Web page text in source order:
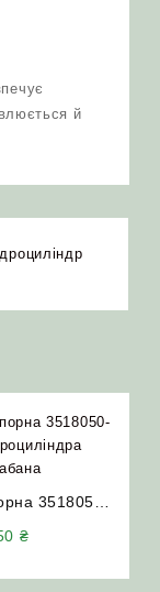
й
3518050-
ДОН-1500
₴